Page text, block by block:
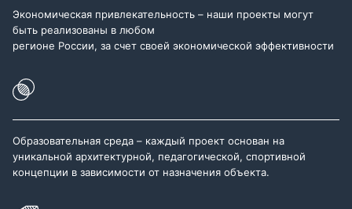
Экономическая привлекательность – наши проекты могут
быть реализованы в любом
регионе России, за счет своей экономической эффективности
Образовательная среда – каждый проект основан на
уникальной архитектурной, педагогической, спортивной
концепции в зависимости от назначения объекта.